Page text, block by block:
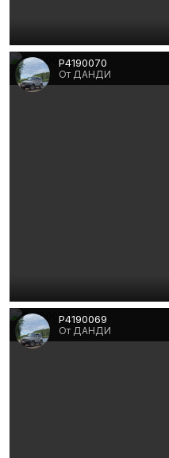
P4190070
От ДАНДИ
P4190069
От ДАНДИ